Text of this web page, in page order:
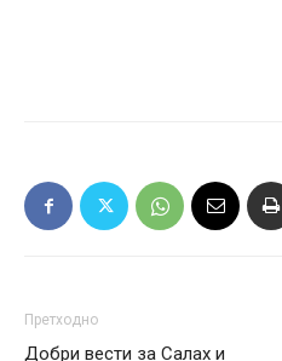
Претходно
Добри вести за Салах и